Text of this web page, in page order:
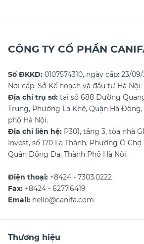
CÔNG TY CỔ PHẦN
Số ĐKKD: 0107574310, ngày cấp: 23/09/
Nơi cấp: Sở Kế hoạch và đầu tư Hà Nội
Địa chỉ trụ sở: tại số 688 Đường
Trung, Phường La Khê, Quận Hà Đông,
phố Hà Nội.
Địa chỉ liên hệ: P301, tầng 3, tòa nhà
Invest, số 170 La Thành, Phường Ô Chợ
Quận Đống Đa, Thành Phố Hà Nội.
Điện thoại: +8424 - 7303.0222
Fax: +8424 - 6277.6419
Email: hello@canifa.com
Thương hiệu